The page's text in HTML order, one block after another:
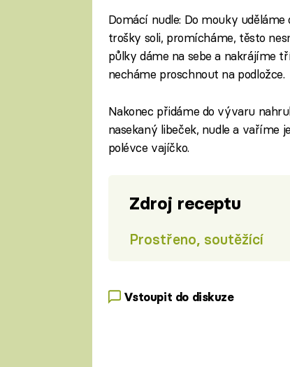
Domácí nudle: Do mouky
trošky soli, promícháme, těsto
půlky dáme na sebe a nakrájíme
necháme proschnout na podložce.
Nakonec přidáme do vývaru
nasekaný libeček, nudle a vaříme
polévce vajíčko.
Zdroj receptu
Prostřeno, soutěžící
Vstoupit do diskuze